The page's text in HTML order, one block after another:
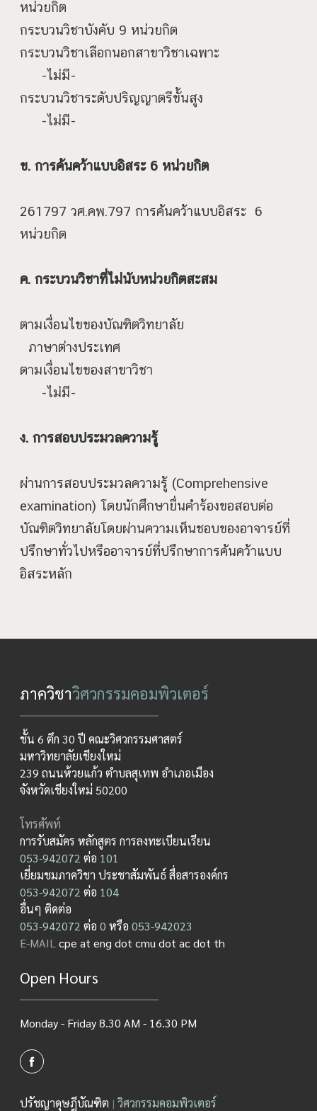
หน่วยกิต
กระบวนวิชาบังคับ 9 หน่วยกิต
กระบวนวิชาเลือกนอกสาขาวิชาเฉพาะ
-ไม่มี-
กระบวนวิชาระดับปริญญาตรีขั้นสูง
-ไม่มี-
ข. การค้นคว้าแบบอิสระ 6 หน่วยกิต
261797 วศ.คพ.797 การค้นคว้าแบบอิสระ 6
หน่วยกิต
ค. กระบวนวิชาที่ไม่นับหน่วยกิตสะสม
ตามเงื่อนไขของบัณฑิตวิทยาลัย
ภาษาต่างประเทศ
ตามเงื่อนไขของสาขาวิชา
-ไม่มี-
ง. การสอบประมวลความรู้
ผ่านการสอบประมวลความรู้ (Comprehensive
examination) โดยนักศึกษายื่นคำร้องขอสอบต่อ
บัณฑิตวิทยาลัยโดยผ่านความเห็นชอบของอาจารย์ที่
ปรึกษาทั่วไปหรืออาจารย์ที่ปรึกษาการค้นคว้าแบบ
อิสระหลัก
ภาควิชาวิศวกรรมคอมพิวเตอร์
ชั้น 6 ตึก 30 ปี คณะวิศวกรรมศาสตร์
มหาวิทยาลัยเชียงใหม่
239 ถนนห้วยแก้ว ตำบลสุเทพ อำเภอเมือง
จังหวัดเชียงใหม่ 50200
โทรศัพท์
การรับสมัคร หลักสูตร การลงทะเบียนเรียน
053-942072 ต่อ 101
เยี่ยมชมภาควิชา ประชาสัมพันธ์ สื่อสารองค์กร
053-942072 ต่อ 104
อื่นๆ ติดต่อ
053-942072 ต่อ0 หรือ053-942023
E-MAILcpe at eng dot cmu dot ac dot th
Open Hours
Monday - Friday 8.30 AM - 16.30 PM
ปรัชญาดุษฎีบัณฑิต | วิศวกรรมคอมพิวเตอร์